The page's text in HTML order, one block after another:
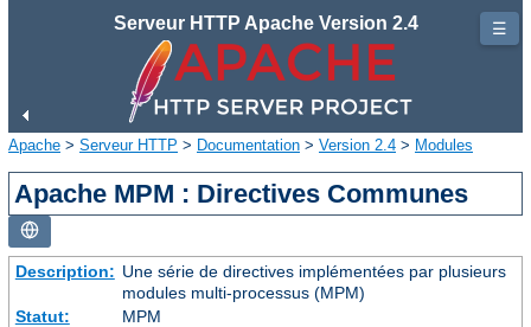
Serveur HTTP Apache Version 2.4
Apache > Serveur HTTP > Documentation > Version 2.4 > Modules
Apache MPM : Directives Communes
Description: Une série de directives implémentées par plusieurs
modules multi-processus (MPM)
Statut:
MPM
☰